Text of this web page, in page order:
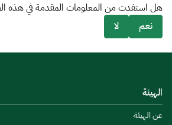
هل استفدت من المعلومات المقدمة في هذه
نعم
لا
الهيئة
عن الهيئة